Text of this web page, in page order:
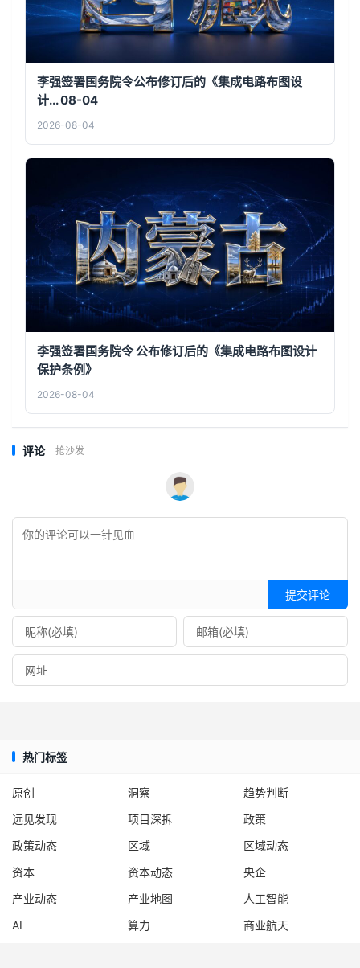
李强签署国务院令公布修订后的《集成电路布图设
计... 08-04
2026-08-04
李强签署国务院令 公布修订后的《集成电路布图设计
保护条例》
2026-08-04
评论 抢沙发
提交评论
热门标签
原创 洞察
趋势判断
远见发现
项目深拆
政策
政策动态
区域
区域动态
资本
资本动态
央企
产业动态
产业地图
人工智能
AI
算力 商业航天